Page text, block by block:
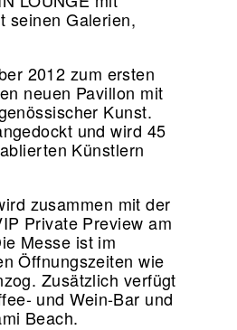
seinen Galerien,
2012 zum ersten
neuen Pavillon mit
Kunst.
und wird 45
Künstlern
zusammen mit der
Private Preview am
Messe ist im
Öffnungszeiten wie
Zusätzlich verfügt
und Wein-Bar und
Beach.